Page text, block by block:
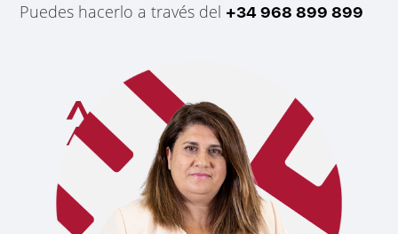
Puedes hacerlo a través del +34 968 899 899